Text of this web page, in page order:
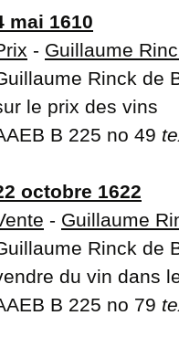
mai 1610
- Guillaume
Rinck de
le prix des vins
B 225 no 49
octobre 1622
- Guillaume
Rinck de
du vin dans
B 225 no 79